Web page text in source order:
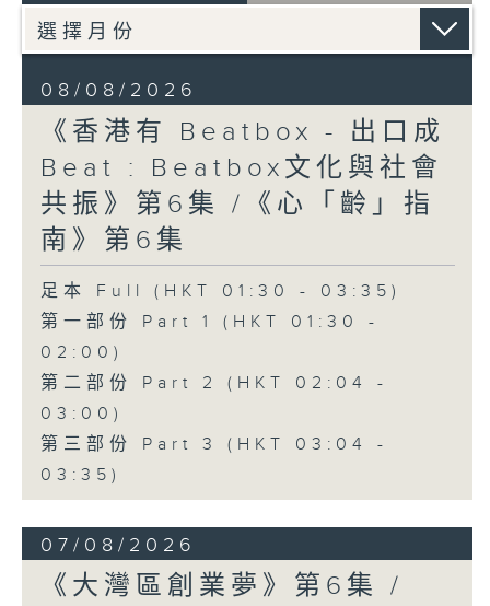
08/08/2026
《香港有 Beatbox - 出口成
Beat : Beatbox文化與社會
共振》第6集 /《心「齡」指
南》第6集
足本 Full (HKT 01:30 - 03:35)
第一部份 Part 1 (HKT 01:30 -
02:00)
第二部份 Part 2 (HKT 02:04 -
03:00)
第三部份 Part 3 (HKT 03:04 -
03:35)
07/08/2026
《大灣區創業夢》第6集 /